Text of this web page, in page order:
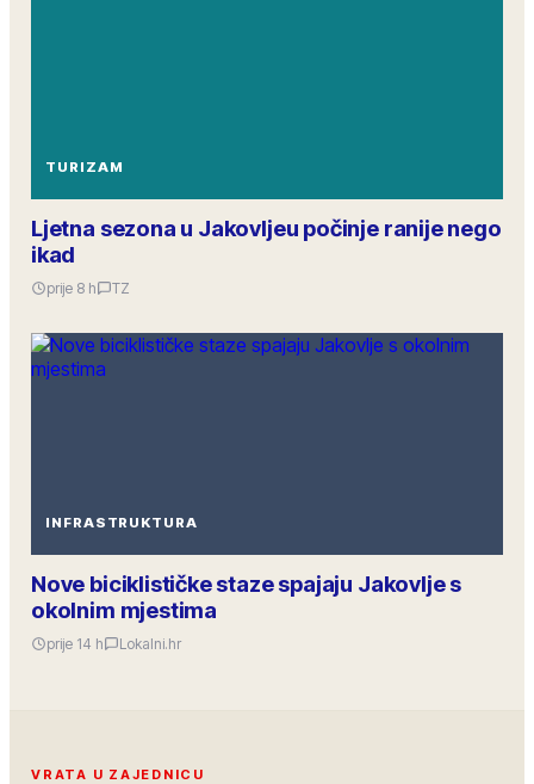
TURIZAM
Ljetna sezona u Jakovljeu počinje ranije nego
ikad
prije 8 h TZ
INFRASTRUKTURA
Nove biciklističke staze spajaju Jakovlje s
okolnim mjestima
prije 14 h Lokalni.hr
VRATA U ZAJEDNICU